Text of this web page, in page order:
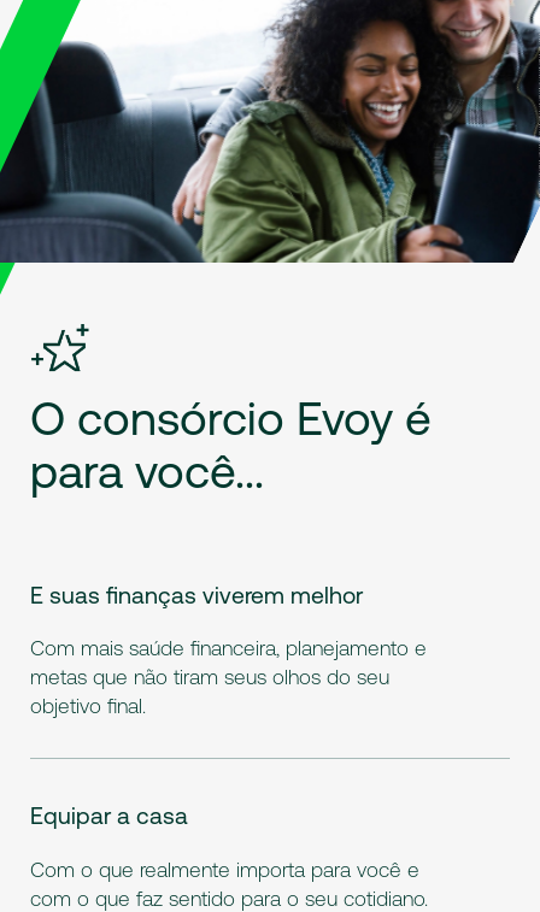
O consórcio Evoy é
para você...
E suas finanças viverem melhor
Com mais saúde financeira, planejamento e
metas que não tiram seus olhos do seu
objetivo final.
Equipar a casa
Com o que realmente importa para você e
com o que faz sentido para o seu cotidiano.